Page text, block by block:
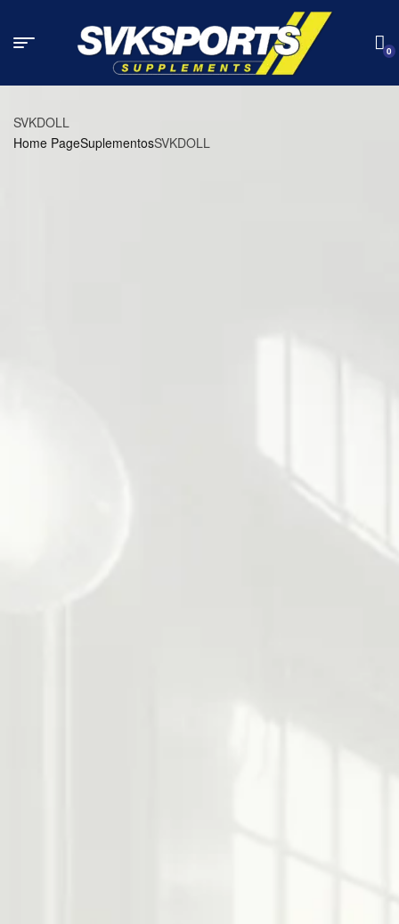
0
SVKDOLL
Home PageSuplementosSVKDOLL